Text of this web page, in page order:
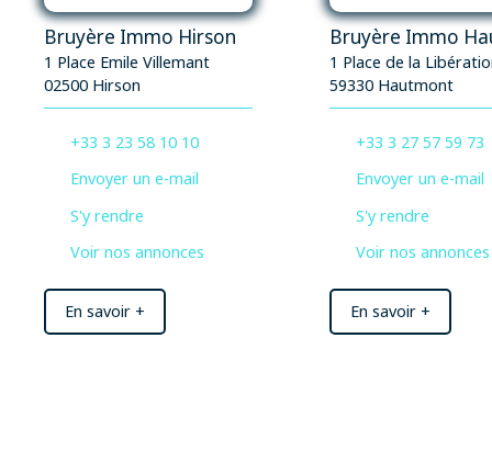
Bruyère Immo Hirson
1 Place Emile Villemant
02500 Hirson
+33 3 23 58 10 10
Envoyer un e-mail
S'y rendre
Voir nos annonces
En savoir +
1 Place de la
59330 Hautmont
+33 3 27 57 59 73
Envoyer un e-mail
S'y rendre
Voir nos annonces
En savoir +